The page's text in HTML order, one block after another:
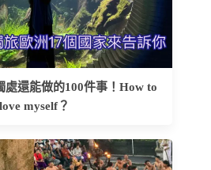
處還能做的100件事！How to
love myself？